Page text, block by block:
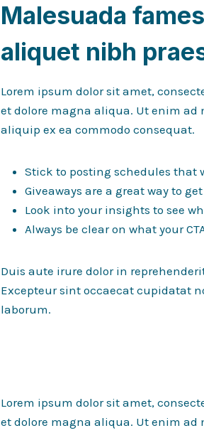
Malesuada
aliquet nibh
Lorem ipsum dolor sit amet,
et dolore magna aliqua. Ut enim
aliquip ex ea commodo consequat.
Stick to posting schedules that
Giveaways are a great way to
Look into your insights to see
Always be clear on what your
Duis aute irure dolor in
Excepteur sint occaecat cupidatat
laborum.
Lorem ipsum dolor sit amet,
et dolore magna aliqua. Ut enim